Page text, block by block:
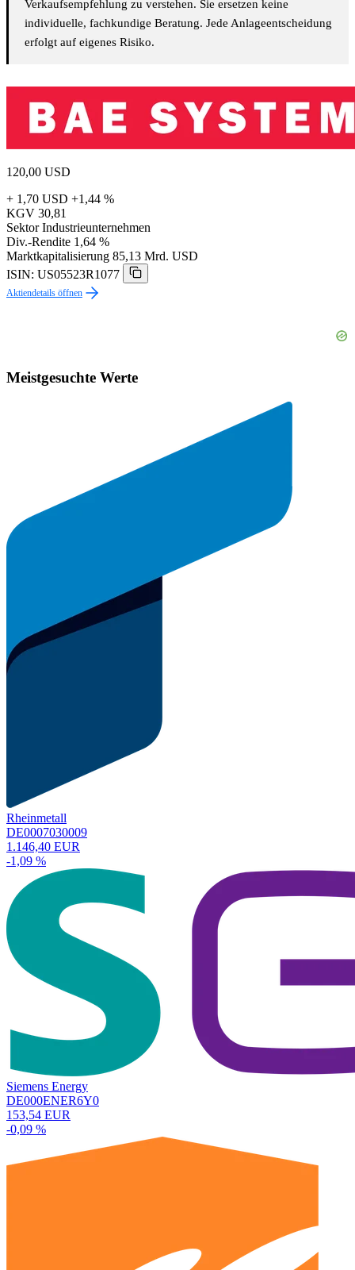
Verkaufsempfehlung zu verstehen. Sie ersetzen keine
individuelle, fachkundige Beratung. Jede Anlageentscheidung
erfolgt auf eigenes Risiko.
120,00 USD
+ 1,70 USD +1,44 %
KGV 30,81
Sektor Industrieunternehmen
Div.-Rendite 1,64 %
Marktkapitalisierung 85,13 Mrd. USD
ISIN: US05523R1077
Aktiendetails öffnen
Meistgesuchte Werte
Rheinmetall
DE0007030009
1.146,40 EUR
-1,09 %
Siemens Energy
DE000ENER6Y0
153,54 EUR
-0,09 %